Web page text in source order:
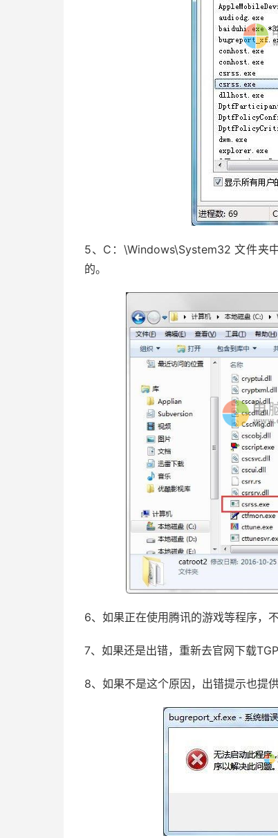
5、C：\Windows\System32 文件夹
的。
6、如果正在使用腾讯的游戏等程序，
7、如果还是出错，重新去官网下载TGP
8、如果不是这个原因，出错提示也提